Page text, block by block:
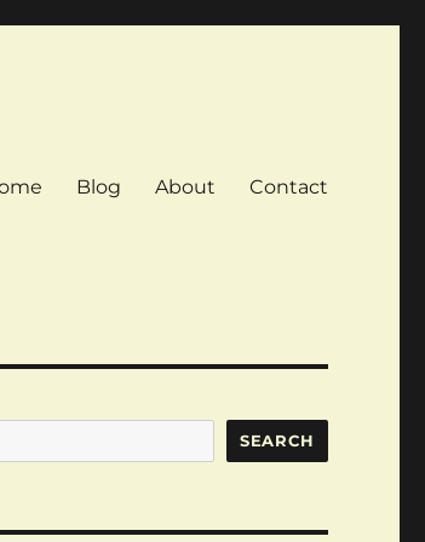
Blog About Contact
SEARCH